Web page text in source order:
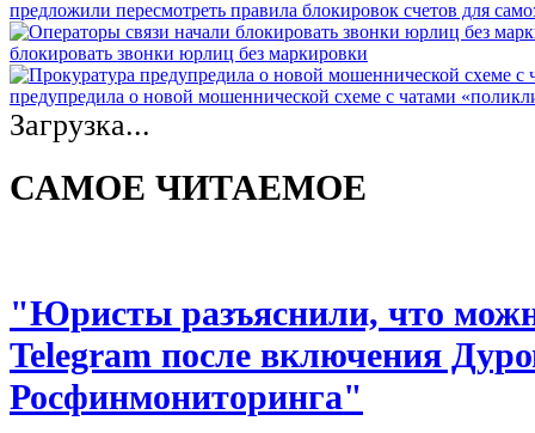
предложили пересмотреть правила блокировок счетов для
блокировать звонки юрлиц без маркировки
предупредила о новой мошеннической схеме с чатами
Загрузка...
САМОЕ ЧИТАЕМОЕ
"Юристы разъяснили, что
Telegram после включения
Росфинмониторинга"